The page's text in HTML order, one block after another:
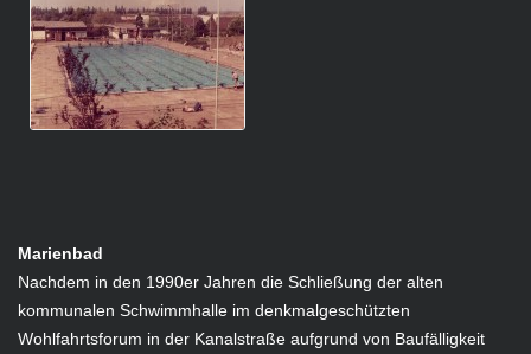
Marienbad
Nachdem in den 1990er Jahren die Schließung der alten
kommunalen Schwimmhalle im denkmalgeschützten
Wohlfahrtsforum in der Kanalstraße aufgrund von Baufälligkeit